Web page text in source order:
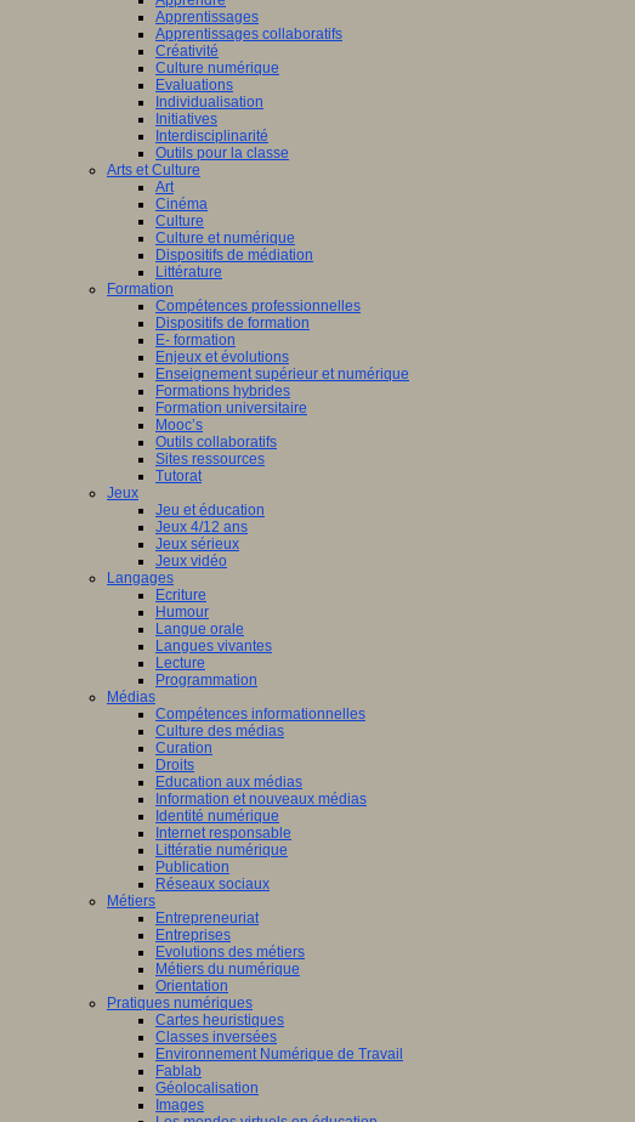
Apprentissages
Apprentissages collaboratifs
Créativité
Culture numérique
Evaluations
Individualisation
Initiatives
Interdisciplinarité
Outils pour la classe
Arts et Culture
Art
Cinéma
Culture
Culture et numérique
Dispositifs de médiation
Littérature
Formation
Compétences professionnelles
Dispositifs de formation
E- formation
Enjeux et évolutions
Enseignement supérieur et numérique
Formations hybrides
Formation universitaire
Mooc’s
Outils collaboratifs
Sites ressources
Tutorat
Jeux
Jeu et éducation
Jeux 4/12 ans
Jeux sérieux
Jeux vidéo
Langages
Ecriture
Humour
Langue orale
Langues vivantes
Lecture
Programmation
Médias
Compétences informationnelles
Culture des médias
Curation
Droits
Education aux médias
Information et nouveaux médias
Identité numérique
Internet responsable
Littératie numérique
Publication
Réseaux sociaux
Métiers
Entrepreneuriat
Entreprises
Evolutions des métiers
Métiers du numérique
Orientation
Pratiques numériques
Cartes heuristiques
Classes inversées
Environnement Numérique de Travail
Fablab
Géolocalisation
Images